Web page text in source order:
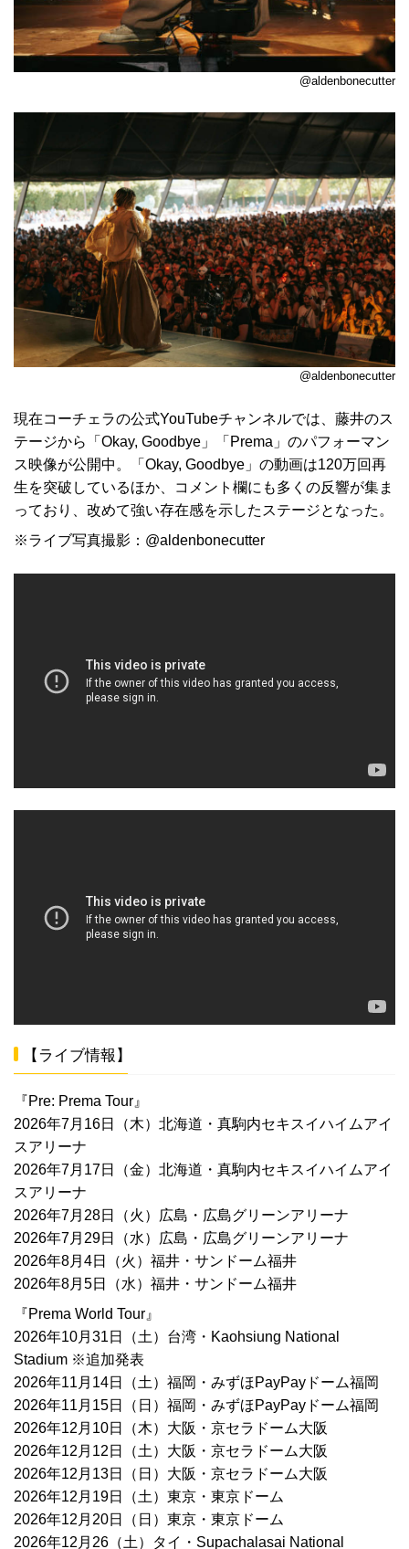
@aldenbonecutter
@aldenbonecutter
現在コーチェラの公式YouTubeチャンネルでは、藤井のス
テージから「Okay, Goodbye」「Prema」のパフォーマン
ス映像が公開中。「Okay, Goodbye」の動画は120万回再
生を突破しているほか、コメント欄にも多くの反響が集ま
っており、改めて強い存在感を示したステージとなった。
※ライブ写真撮影：@aldenbonecutter
【ライブ情報】
『Pre: Prema Tour』
2026年7月16日（木）北海道・真駒内セキスイハイムアイ
スアリーナ
2026年7月17日（金）北海道・真駒内セキスイハイムアイ
スアリーナ
2026年7月28日（火）広島・広島グリーンアリーナ
2026年7月29日（水）広島・広島グリーンアリーナ
2026年8月4日（火）福井・サンドーム福井
2026年8月5日（水）福井・サンドーム福井
『Prema World Tour』
2026年10月31日（土）台湾・Kaohsiung National
Stadium ※追加発表
2026年11月14日（土）福岡・みずほPayPayドーム福岡
2026年11月15日（日）福岡・みずほPayPayドーム福岡
2026年12月10日（木）大阪・京セラドーム大阪
2026年12月12日（土）大阪・京セラドーム大阪
2026年12月13日（日）大阪・京セラドーム大阪
2026年12月19日（土）東京・東京ドーム
2026年12月20日（日）東京・東京ドーム
2026年12月26（土）タイ・Supachalasai National